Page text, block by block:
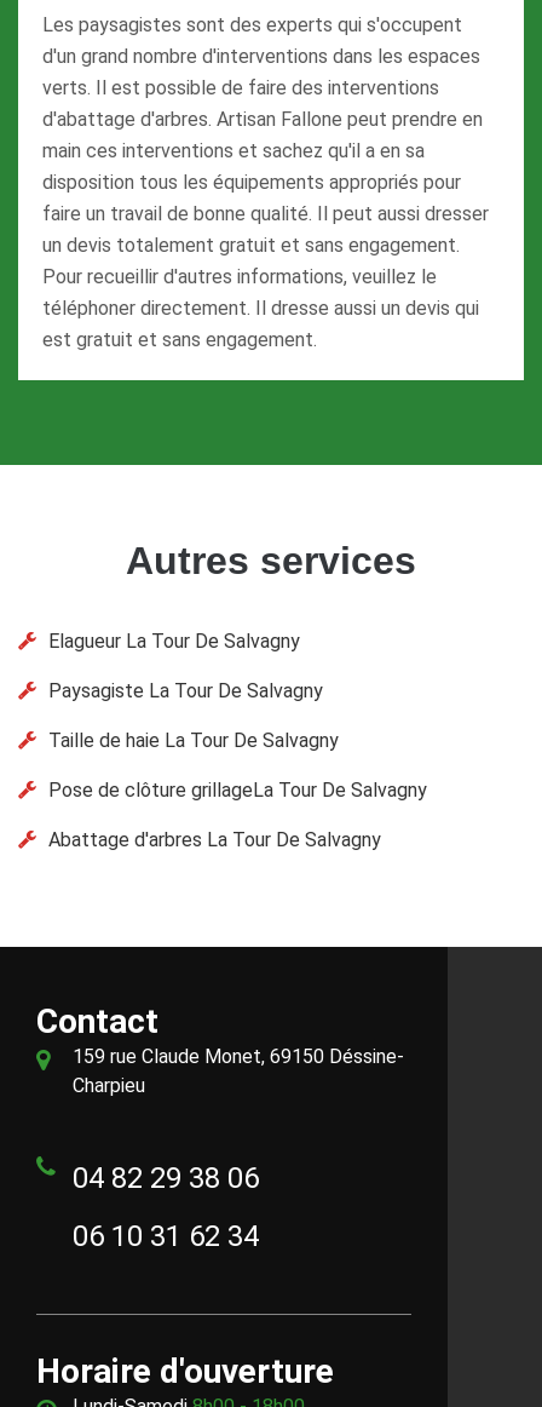
Les paysagistes sont des experts qui s'occupent
d'un grand nombre d'interventions dans les espaces
verts. Il est possible de faire des interventions
d'abattage d'arbres. Artisan Fallone peut prendre en
main ces interventions et sachez qu'il a en sa
disposition tous les équipements appropriés pour
faire un travail de bonne qualité. Il peut aussi dresser
un devis totalement gratuit et sans engagement.
Pour recueillir d'autres informations, veuillez le
téléphoner directement. Il dresse aussi un devis qui
est gratuit et sans engagement.
Autres services
Elagueur La Tour De Salvagny
Paysagiste La Tour De Salvagny
Taille de haie La Tour De Salvagny
Pose de clôture grillageLa Tour De Salvagny
Abattage d'arbres La Tour De Salvagny
Contact
159 rue Claude Monet, 69150 Déssine-
Charpieu
04 82 29 38 06
06 10 31 62 34
Horaire d'ouverture